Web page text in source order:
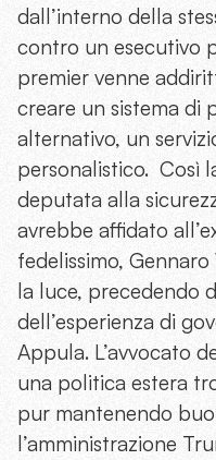
dall’interno della
contro un esecutivo
premier venne
creare un sistema di
alternativo, un
personalistico. Così
deputata alla
avrebbe affidato
fedelissimo,
la luce, precedendo
dell’esperienza di
Appula. L’avvocato
una politica estera
pur mantenendo
l’amministrazione